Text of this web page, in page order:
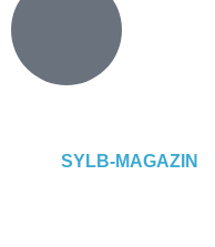
SYLB-MAGAZIN